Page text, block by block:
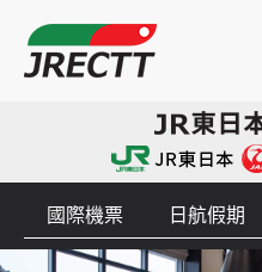
國際機票 日航假期